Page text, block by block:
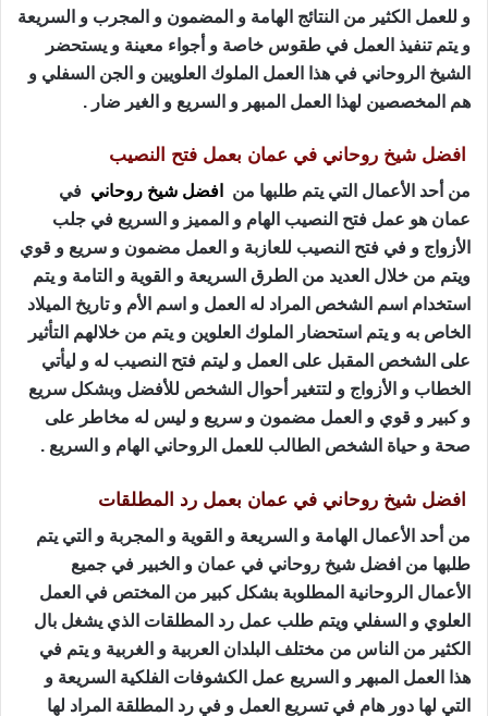
و للعمل الكثير من النتائج الهامة و المضمون و المجرب و السريعة
و يتم تنفيذ العمل في طقوس خاصة و أجواء معينة و يستحضر
الشيخ الروحاني في هذا العمل الملوك العلويين و الجن السفلي و
هم المخصصين لهذا العمل المبهر و السريع و الغير ضار .
افضل شيخ روحاني في عمان بعمل فتح النصيب
من أحد الأعمال التي يتم طلبها من افضل شيخ روحاني في
عمان هو عمل فتح النصيب الهام و المميز و السريع في جلب
الأزواج و في فتح النصيب للعازبة و العمل مضمون و سريع و قوي
ويتم من خلال العديد من الطرق السريعة و القوية و التامة و يتم
استخدام اسم الشخص المراد له العمل و اسم الأم و تاريخ الميلاد
الخاص به و يتم استحضار الملوك العلوين و يتم من خلالهم التأثير
على الشخص المقبل على العمل و ليتم فتح النصيب له و ليأتي
الخطاب و الأزواج و لتتغير أحوال الشخص للأفضل وبشكل سريع
و كبير و قوي و العمل مضمون و سريع و ليس له مخاطر على
صحة و حياة الشخص الطالب للعمل الروحاني الهام و السريع .
افضل شيخ روحاني في عمان بعمل رد المطلقات
من أحد الأعمال الهامة و السريعة و القوية و المجربة و التي يتم
طلبها من افضل شيخ روحاني في عمان و الخبير في جميع
الأعمال الروحانية المطلوبة بشكل كبير من المختص في العمل
العلوي و السفلي ويتم طلب عمل رد المطلقات الذي يشغل بال
الكثير من الناس من مختلف البلدان العربية و الغربية و يتم في
هذا العمل المبهر و السريع عمل الكشوفات الفلكية السريعة و
التي لها دور هام في تسريع العمل و في رد المطلقة المراد لها